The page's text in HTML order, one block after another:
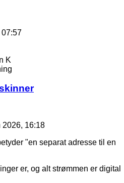
07:57
K
2026, 16:18
"en separat adresse til en
er, og alt strømmen er digital